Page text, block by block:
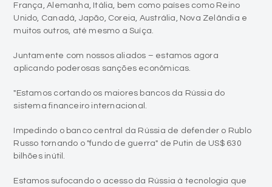
França, Alemanha, Itália, bem como países como Reino
Unido, Canadá, Japão, Coreia, Austrália, Nova Zelândia e
muitos outros, até mesmo a Suíça.
Juntamente com nossos aliados – estamos agora
aplicando poderosas sanções econômicas.
"Estamos cortando os maiores bancos da Rússia do
sistema financeiro internacional.
Impedindo o banco central da Rússia de defender o Rublo
Russo tornando o "fundo de guerra" de Putin de US$ 630
bilhões inútil.
Estamos sufocando o acesso da Rússia à tecnologia que